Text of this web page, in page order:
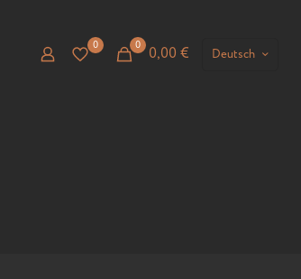
0 0
0,00 € Deutsch